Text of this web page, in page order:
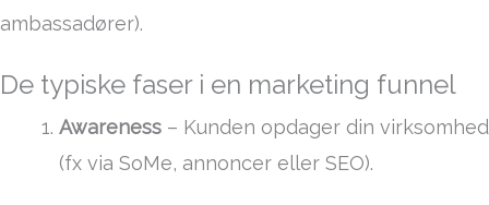
ambassadører).
De typiske faser i en marketing funnel
Awareness – Kunden opdager din virksomhed
(fx via SoMe, annoncer eller SEO).